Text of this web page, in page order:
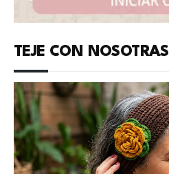
TEJE CON NOSOTRAS